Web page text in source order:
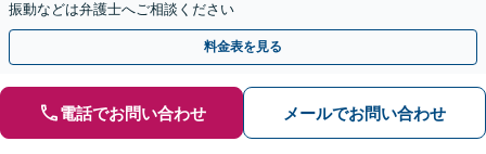
振動などは弁護士へご相談ください
料金表を見る
電話でお問い合わせ メールでお問い合わせ